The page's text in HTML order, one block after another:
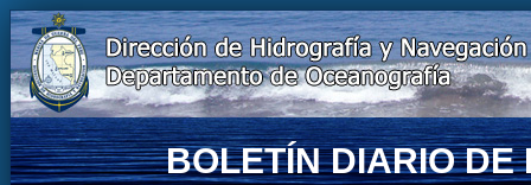
BOLETÍN DIARIO DE